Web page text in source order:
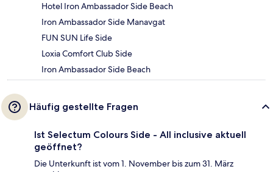
Hotel Iron Ambassador Side Beach
Iron Ambassador Side Manavgat
FUN SUN Life Side
Loxia Comfort Club Side
Iron Ambassador Side Beach
Häufig gestellte Fragen
Ist Selectum Colours Side - All inclusive aktuell
geöffnet?
Die Unterkunft ist vom 1. November bis zum 31. März